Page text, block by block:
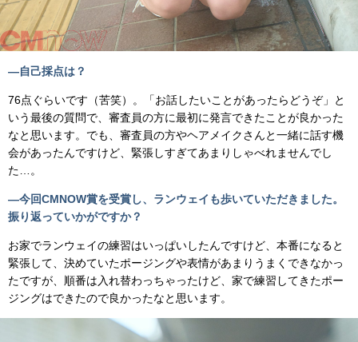
―自己採点は？
76点ぐらいです（苦笑）。「お話したいことがあったらどうぞ」と
いう最後の質問で、審査員の方に最初に発言できたことが良かった
なと思います。でも、審査員の方やヘアメイクさんと一緒に話す機
会があったんですけど、緊張しすぎてあまりしゃべれませんでし
た…。
―今回CMNOW賞を受賞し、ランウェイも歩いていただきました。
振り返っていかがですか？
お家でランウェイの練習はいっぱいしたんですけど、本番になると
緊張して、決めていたポージングや表情があまりうまくできなかっ
たですが、順番は入れ替わっちゃったけど、家で練習してきたポー
ジングはできたので良かったなと思います。